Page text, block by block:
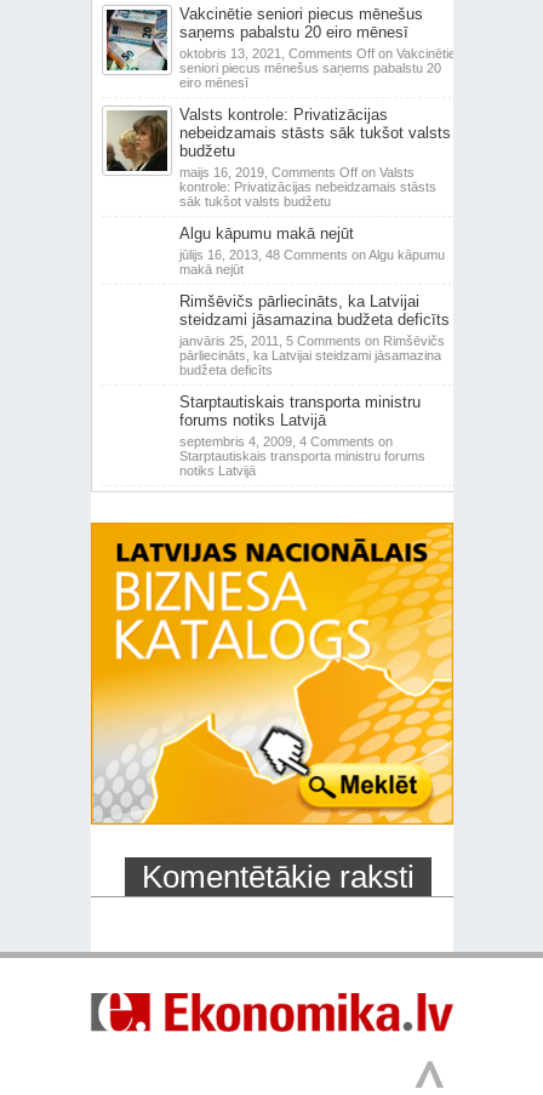
Vakcinētie seniori piecus mēnešus
saņems pabalstu 20 eiro mēnesī
oktobris 13, 2021, Comments Offon Vakcinētie
seniori piecus mēnešus saņems pabalstu 20
eiro mēnesī
Valsts kontrole: Privatizācijas
nebeidzamais stāsts sāk tukšot valsts
budžetu
maijs 16, 2019, Comments Offon Valsts
kontrole: Privatizācijas nebeidzamais stāsts
sāk tukšot valsts budžetu
Algu kāpumu makā nejūt
jūlijs 16, 2013, 48 Comments on Algu kāpumu
makā nejūt
Rimšēvičs pārliecināts, ka Latvijai
steidzami jāsamazina budžeta deficīts
janvāris 25, 2011, 5 Comments on Rimšēvičs
pārliecināts, ka Latvijai steidzami jāsamazina
budžeta deficīts
Starptautiskais transporta ministru
forums notiks Latvijā
septembris 4, 2009, 4 Comments on
Starptautiskais transporta ministru forums
notiks Latvijā
Komentētākie raksti